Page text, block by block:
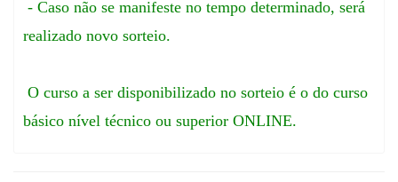
- Caso não se manifeste no tempo determinado, será
realizado novo sorteio.
O curso a ser disponibilizado no sorteio é o do curso
básico nível técnico ou superior ONLINE.